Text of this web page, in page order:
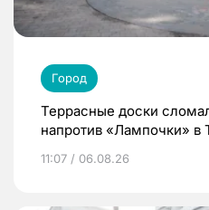
Город
Террасные доски
напротив «Лампочки» в
11:07 / 06.08.26